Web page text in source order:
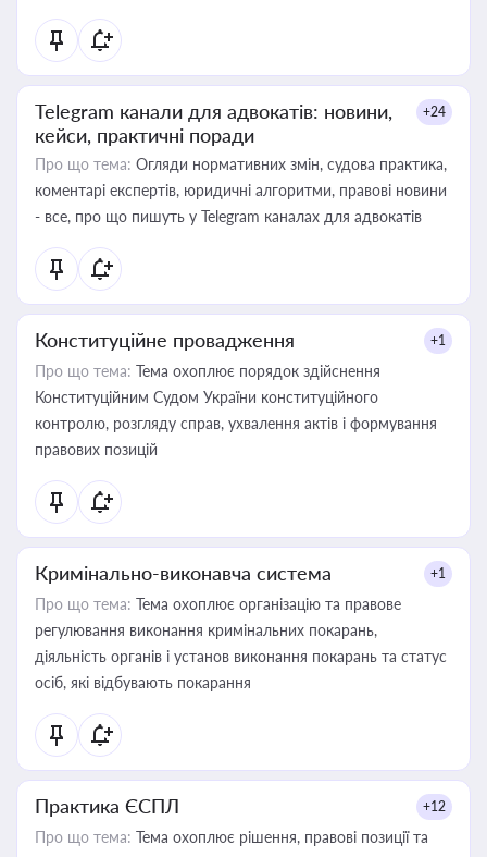
Telegram канали для адвокатів: новини,
кейси, практичні поради
+24
Про що тема: Огляди нормативних змін, судова практика,
коментарі експертів, юридичні алгоритми, правові новини
- все, про що пишуть у Telegram каналах для адвокатів
Конституційне провадження +1
Про що тема: Тема охоплює порядок здійснення
Конституційним Судом України конституційного
контролю, розгляду справ, ухвалення актів і формування
правових позицій
Кримінально-виконавча система +1
Про що тема: Тема охоплює організацію та правове
регулювання виконання кримінальних покарань,
діяльність органів і установ виконання покарань та статус
осіб, які відбувають покарання
Практика ЄСПЛ +12
Про що тема: Тема охоплює рішення, правові позиції та